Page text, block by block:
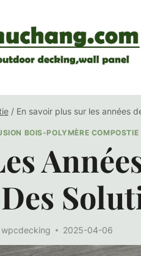
/ En savoir plus sur les années
BOIS-POLYMÈRE COMPOSTIE
wpcdecking 2025-04-06